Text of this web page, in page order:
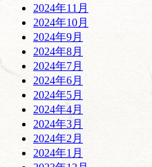
2024年11月
2024年10月
2024年9月
2024年8月
2024年7月
2024年6月
2024年5月
2024年4月
2024年3月
2024年2月
2024年1月